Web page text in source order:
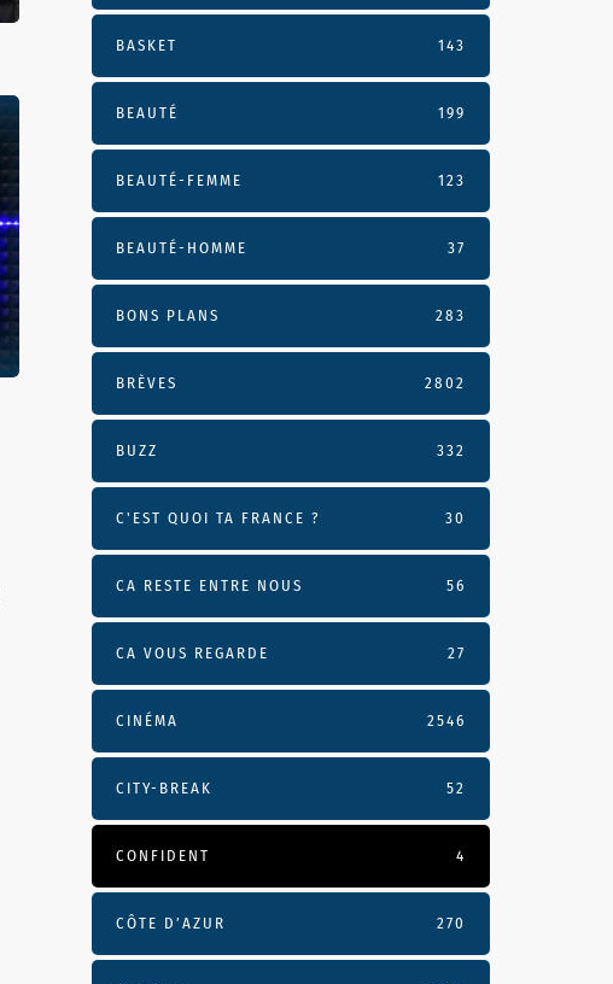
BASKET 143
BEAUTÉ 199
BEAUTÉ-FEMME 123
BEAUTÉ-HOMME 37
BONS PLANS 283
BRÈVES 2802
BUZZ 332
C'EST QUOI TA FRANCE ? 30
CA RESTE ENTRE NOUS 56
CA VOUS REGARDE 27
CINÉMA 2546
CITY-BREAK 52
CONFIDENT 4
CÔTE D’AZUR 270